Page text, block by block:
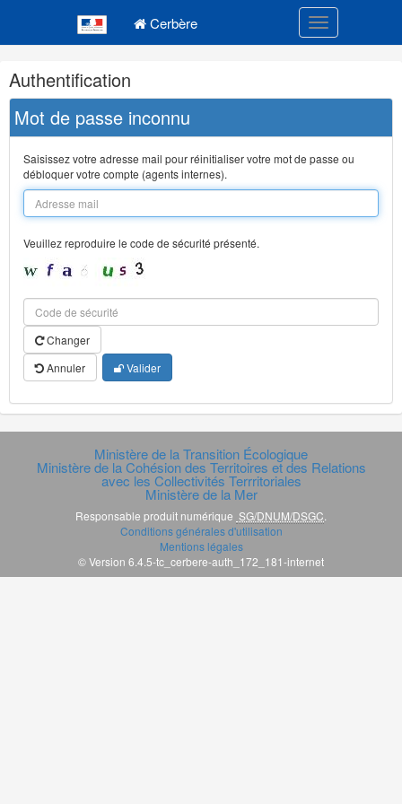
Cerbère Toggle
Navigation
et
outils
annexes
Authentification
Mot de passe inconnu
Saisissez votre adresse mail pour réinitialiser votre mot de passe ou
débloquer votre compte (agents internes).
Veuillez reproduire le code de sécurité présenté.
Changer
Annuler
Valider
Ministère de la Transition Écologique
Ministère de la Cohésion des Territoires et des Relations
avec les Collectivités Terrritoriales
Ministère de la Mer
Responsable produit numérique SG/DNUM/DSGC
Conditions générales d'utilisation
Mentions légales
© Version 6.4.5-tc_cerbere-auth_172_181-internet